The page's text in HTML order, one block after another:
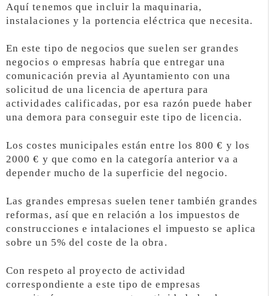
Aquí tenemos que incluir la maquinaria,
instalaciones y la portencia eléctrica que necesita.
En este tipo de negocios que suelen ser grandes
negocios o empresas habría que entregar una
comunicación previa al Ayuntamiento con una
solicitud de una licencia de apertura para
actividades calificadas, por esa razón puede haber
una demora para conseguir este tipo de licencia.
Los costes municipales están entre los 800 € y los
2000 € y que como en la categoría anterior va a
depender mucho de la superficie del negocio.
Las grandes empresas suelen tener también grandes
reformas, así que en relación a los impuestos de
construcciones e intalaciones el impuesto se aplica
sobre un 5% del coste de la obra.
Con respeto al proyecto de actividad
correspondiente a este tipo de empresas